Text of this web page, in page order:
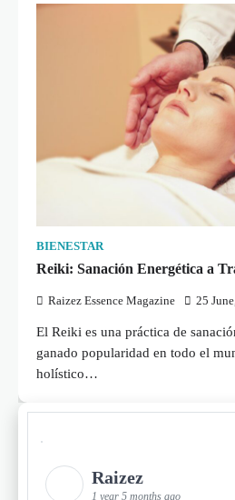
BIENESTAR
Reiki: Sanación Energética a
Raizez Essence Magazine 25
El Reiki es una práctica de
ganado popularidad en todo el
holístico…
Raizez
1 year 5 months ago